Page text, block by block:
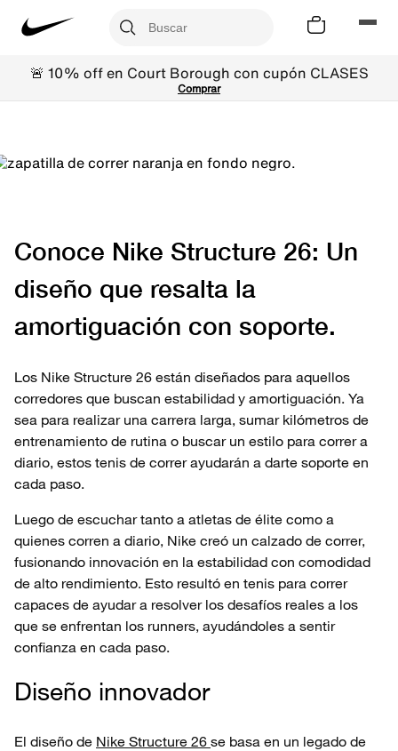
🚨 10% off en Court Borough con cupón CLASES
Comprar
Conoce Nike Structure 26: Un
diseño que resalta la
amortiguación con soporte.
Los Nike Structure 26 están diseñados para aquellos
corredores que buscan estabilidad y amortiguación. Ya
sea para realizar una carrera larga, sumar kilómetros de
entrenamiento de rutina o buscar un estilo para correr a
diario, estos tenis de correr ayudarán a darte soporte en
cada paso.
Luego de escuchar tanto a atletas de élite como a
quienes corren a diario, Nike creó un calzado de correr,
fusionando innovación en la estabilidad con comodidad
de alto rendimiento. Esto resultó en tenis para correr
capaces de ayudar a resolver los desafíos reales a los
que se enfrentan los runners, ayudándoles a sentir
confianza en cada paso.
Diseño innovador
El diseño de Nike Structure 26 se basa en un legado de